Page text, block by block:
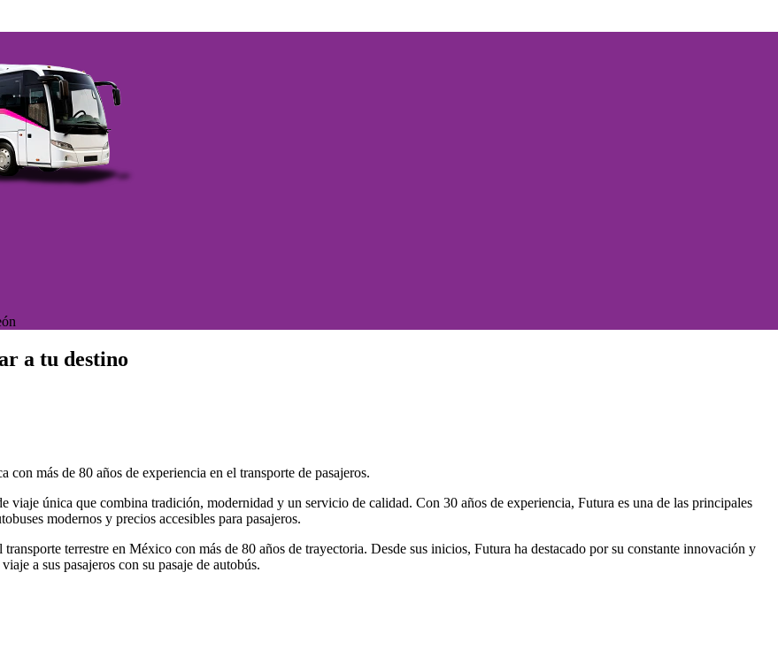
a tu destino
más de 80 años de experiencia en el transporte de pasajeros.
viaje única que combina tradición, modernidad y un servicio de calidad. Con 30 años de experiencia, Futura es una de las principales
modernos y precios accesibles para pasajeros.
transporte terrestre en México con más de 80 años de trayectoria. Desde sus inicios, Futura ha destacado por su constante innovación y
a sus pasajeros con su pasaje de autobús.